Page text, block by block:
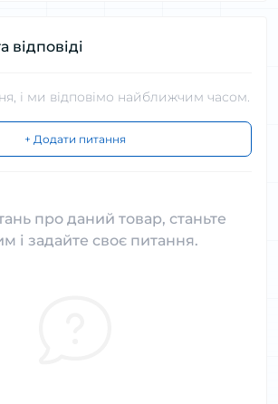
відповіді
і ми відповімо найближчим часом.
+ Додати питання
про даний товар, станьте
і задайте своє питання.